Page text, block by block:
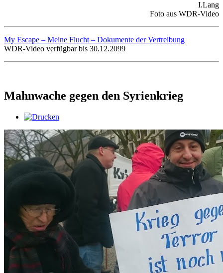
I.Lang
Foto aus WDR-Video
My Escape – Meine Flucht – Dokumente der Vertreibung
WDR-Video verfügbar bis 30.12.2099
Mahnwache gegen den Syrienkrieg